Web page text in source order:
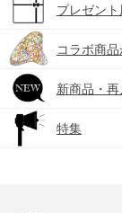
プレゼン
コラボ商
新商品・
特集